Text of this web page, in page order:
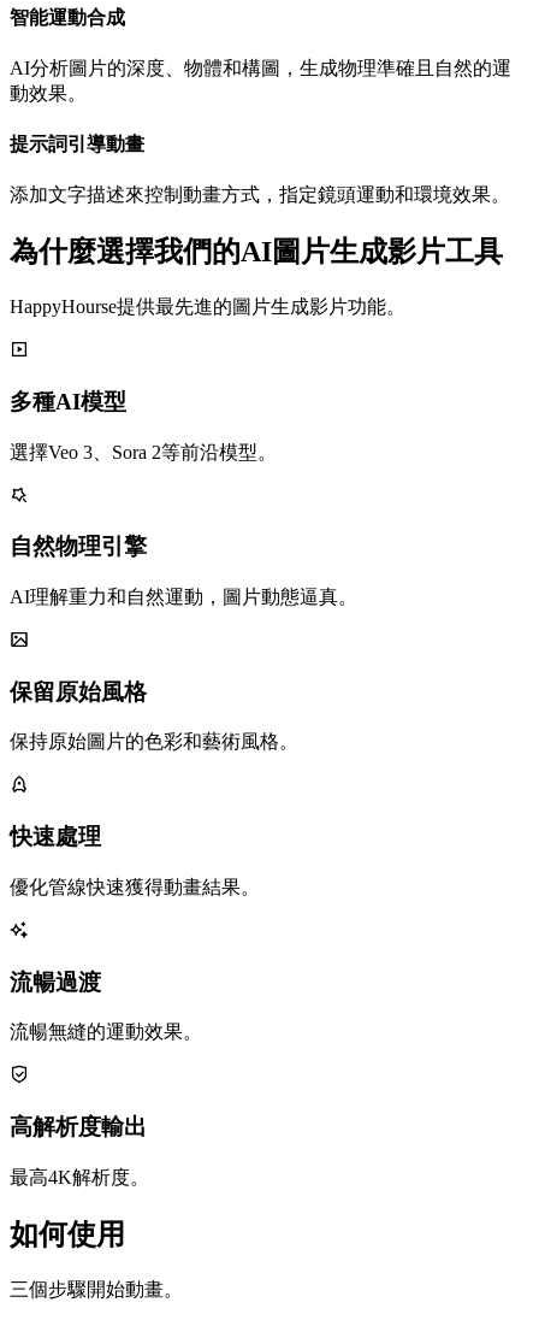
智能運動合成
AI分析圖片的深度、物體和構圖，生成物理準確且自然的運
動效果。
提示詞引導動畫
添加文字描述來控制動畫方式，指定鏡頭運動和環境效果。
為什麼選擇我們的AI圖片生成影片工具
HappyHourse提供最先進的圖片生成影片功能。
多種AI模型
選擇Veo 3、Sora 2等前沿模型。
自然物理引擎
AI理解重力和自然運動，圖片動態逼真。
保留原始風格
保持原始圖片的色彩和藝術風格。
快速處理
優化管線快速獲得動畫結果。
流暢過渡
流暢無縫的運動效果。
高解析度輸出
最高4K解析度。
如何使用
三個步驟開始動畫。